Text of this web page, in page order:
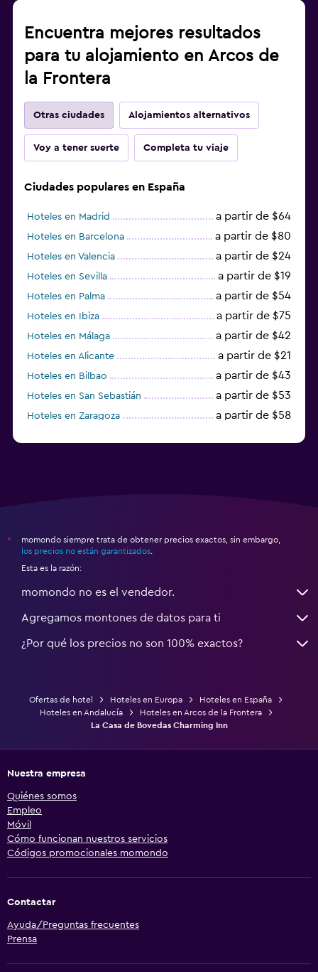
Encuentra mejores resultados
para tu alojamiento en Arcos de
la Frontera
Otras ciudades Alojamientos alternativos
Voy a tener suerte Completa tu viaje
Ciudades populares en España
Hoteles en Madrid a partir de $64
Hoteles en Barcelona a partir de $80
Hoteles en Valencia a partir de $24
Hoteles en Sevilla a partir de $19
Hoteles en Palma a partir de $54
Hoteles en Ibiza a partir de $75
Hoteles en Málaga a partir de $42
Hoteles en Alicante a partir de $21
Hoteles en Bilbao a partir de $43
Hoteles en San Sebastián a partir de $53
Hoteles en Zaragoza a partir de $58
*
momondo siempre trata de obtener precios exactos, sin embargo,
los precios no están garantizados
Esta es la razón:
momondo no es el vendedor.
Agregamos montones de datos para ti
¿Por qué los precios no son 100% exactos?
Ofertas de hotel Hoteles en Europa
Hoteles en España
Hoteles en Andalucía
Hoteles en Arcos de la Frontera
La Casa de Bovedas Charming Inn
Nuestra empresa
Quiénes somos
Empleo
Móvil
Cómo funcionan nuestros servicios
Códigos promocionales momondo
Contactar
Ayuda/Preguntas frecuentes
Prensa